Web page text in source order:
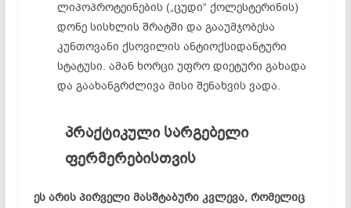
ლიპოპროტეინების („ცუდი“ ქოლესტერინის)
დონე სისხლის შრატში და გააუმჯობესა
კუნთოვანი ქსოვილის ანტიოქსიდანტური
სტატუსი. ამან ხორცი უფრო დიეტური გახადა
და გაახანგრძლივა მისი შენახვის ვადა.
პრაქტიკული სარგებელი
ფერმერებისთვის
ეს არის პირველი მასშტაბური კვლევა, რომელიც